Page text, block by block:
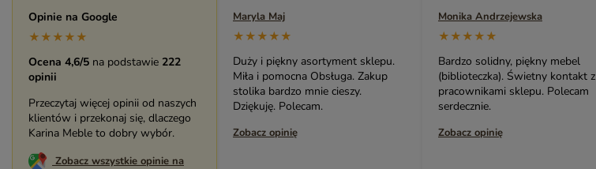
ROMA – MEBLE LOFTOWE MANGO I METAL
WESTPORT – LOFTOWE MEBLE VINTAGE
RIVERSIDE – POSTARZONE MEBLE LOFTOWE DREWNIANE
MILO – NOWOCZESNE MEBLE INDYJSKIE Z DREWNA MANGO
Opinie na Google
★★★★★
Ocena 4,6/5 na podstawie 222
opinii
Przeczytaj więcej opinii od naszych
klientów i przekonaj się, dlaczego
Karina Meble to dobry wybór.
Zobacz wszystkie opinie na
Maryla Maj
★★★★★
Duży i piękny asortyment sklepu.
Miła i pomocna Obsługa. Zakup
stolika bardzo mnie cieszy.
Dziękuję. Polecam.
Zobacz opinię
Monika Andrzejewska
★★★★★
Bardzo solidny, piękny mebel
(biblioteczka). Świetny kontakt z
pracownikami sklepu. Polecam
serdecznie.
Zobacz opinię